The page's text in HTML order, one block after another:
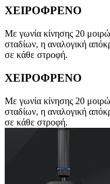
ΧΕΙΡΟΦΡΕΝΟ
Με γωνία κίνησης 20
σταδίων, η αναλογική
σε κάθε στροφή.
ΧΕΙΡΟΦΡΕΝΟ
Με γωνία κίνησης 20
σταδίων, η αναλογική
σε κάθε στροφή.